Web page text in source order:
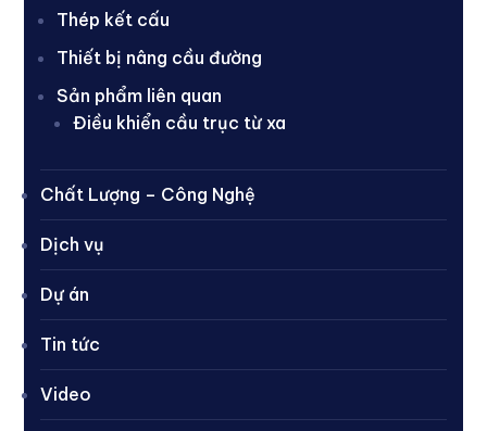
Thép kết cấu
Thiết bị nâng cầu đường
Sản phẩm liên quan
Điều khiển cầu trục từ xa
Chất Lượng – Công Nghệ
Dịch vụ
Dự án
Tin tức
Video